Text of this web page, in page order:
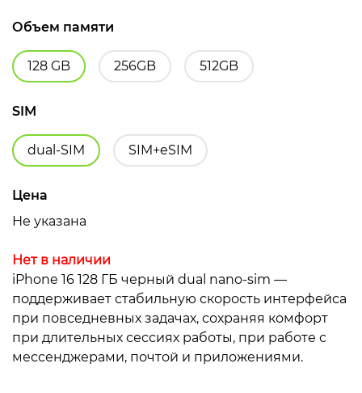
Объем памяти
128 GB 256GB 512GB
SIM
dual-SIM SIM+eSIM
Цена
Не указана
Нет в наличии
iPhone 16 128 ГБ черный dual nano-sim —
поддерживает стабильную скорость интерфейса
при повседневных задачах, сохраняя комфорт
при длительных сессиях работы, при работе с
мессенджерами, почтой и приложениями.